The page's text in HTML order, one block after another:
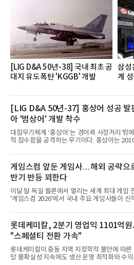
쳐 진행됐다.참고로 새로이(e)는 NH농협캐피
세대들로(과장~계장) 구성된 자율 참여조직으
직문화 혁신과 업무 효율성 향상을 위한 다양한
을 추진하며,새로운 변화와 이로운 영향력을
반에 전파하는 역할
[LIG D&A 50년-38] 국내 최초 공
대지 유도폭탄 'KGGB' 개발
삼성
계
[LIG D&A 50년-37] 홍상어 성공 발
아 '범상어' 개발 착수
대잠무기체계 ‘홍상어’는 경어뢰 사정거리 밖
적 잠수함을 공격하는 무기이다. 홍상어는
이뤄졌다. 이후 2012년 한국형 구축함(KDX-1)
의 함정에 실전 배치됐다.그해 7월 해군은 동해
성능 검증을 위해 홍상어 시험발사를 실시했다
홍상어가 목표 지점에서 입수한 후 표적을 타격
못하고 물속에서 멈춰버리는 예상 밖의 일이
다. 2차 품질확인 사격 시험에서도 만족스러운
얻지 못했다. 완벽한 신뢰성 확보를 위해 LIG넥
분야를
게임스컴 앞둔 게임사…해외 공략으
반기 반등 꾀한다
이달 말 독일 쾰른에서 열리는 세계 최대 게임
'게임스컴 2026'에서 국내 주요 게임사들이 신
체별로 엇갈린 가운데 하반기 신작 흥행과 해
성과가 실적을 좌우할 핵심 변수로 떠오르고 있
업계에 따르면 올해 상반기 게임업계는 기업별
표가 크게 갈렸다. 대표적으로 크래프톤은
틀그라운드'의 안정적인 성장에 힘입어 상반기
기준 매출 2조6616억원, 영업이익 9725억원으
대 최대 실적을 기록했다. 엔씨도 올해 출시한 '
롯데케미칼, 2분기 영업익 1101억원
"스페셜티 전환 가속"
롯데케미칼이 중동 지역 지정학적 불안에 따른
망 불확실성 지속에도 생산 운영 최적화와 수